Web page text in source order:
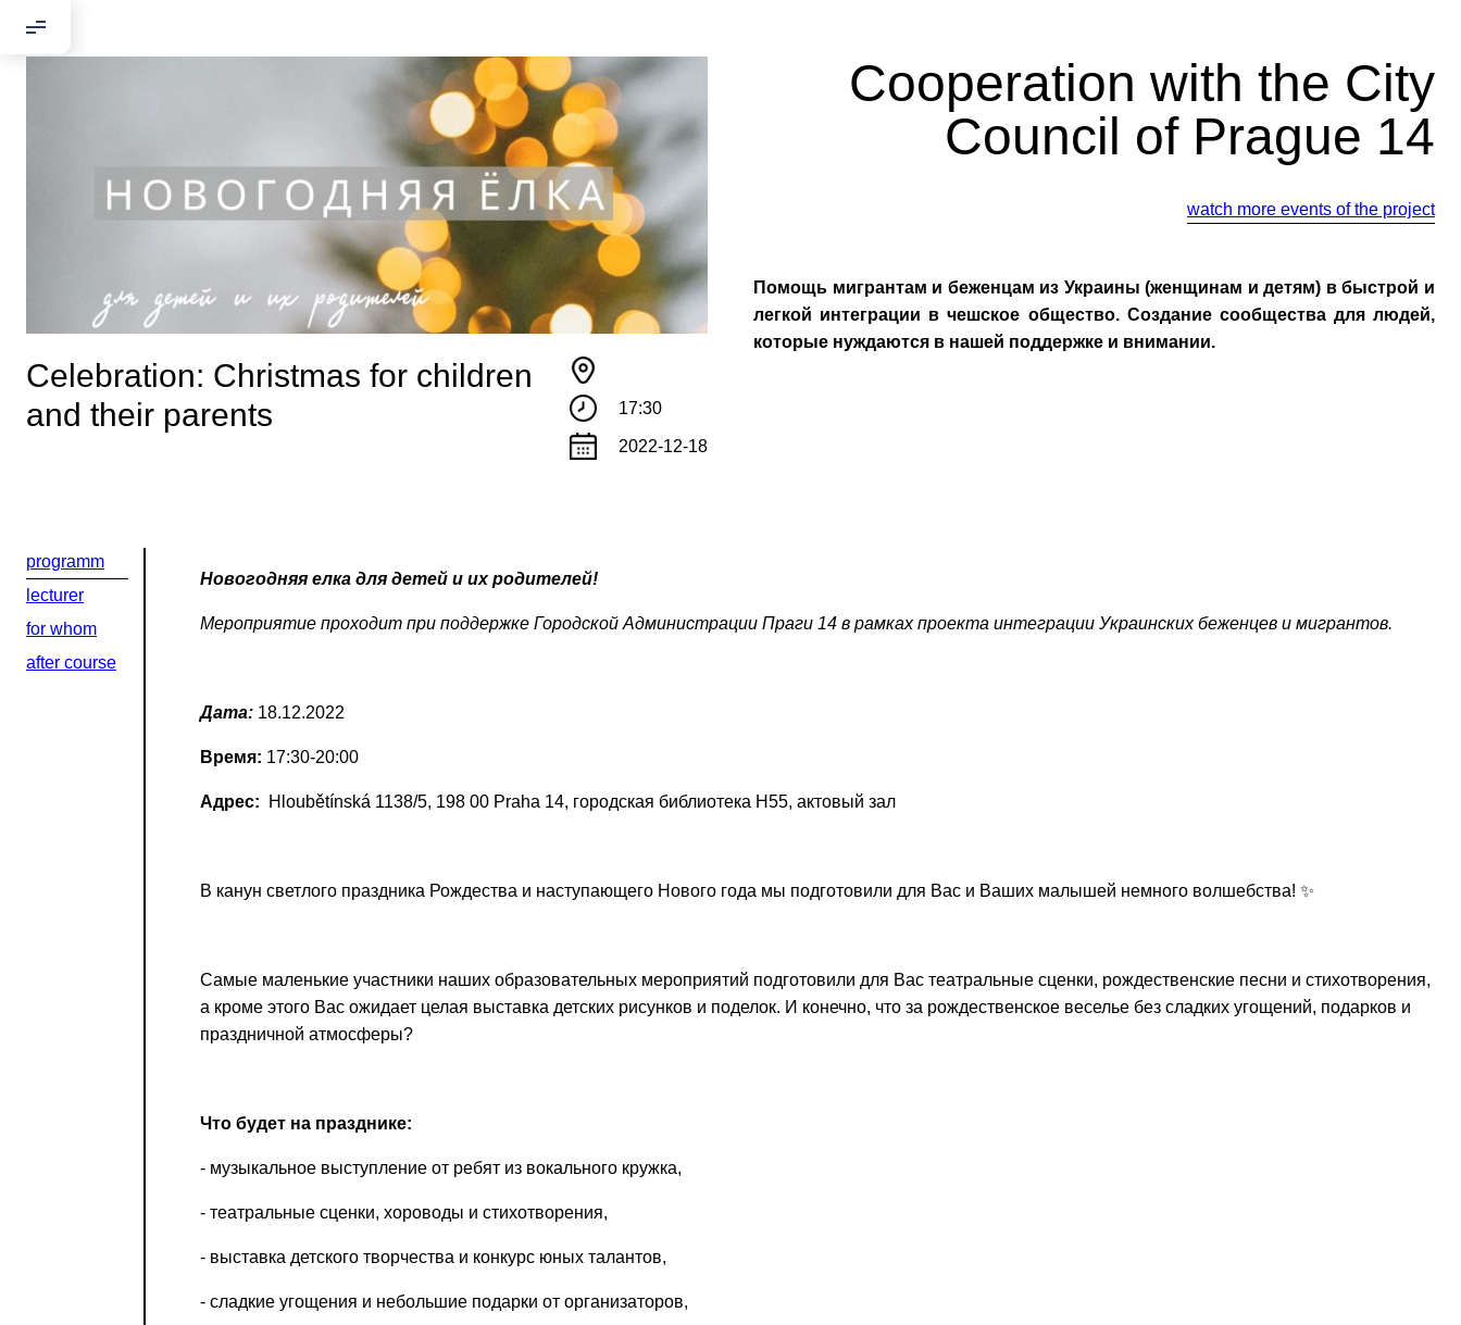
Celebration: Christmas for children
and their parents
17:30
2022-12-18
Cooperation with the City
Council of Prague 14
watch more events of the project
Помощь мигрантам и беженцам из Украины (женщинам и детям) в быстрой и
легкой интеграции в чешское общество. Создание сообщества для людей,
которые нуждаются в нашей поддержке и внимании.
programm
lecturer
for whom
after course
Новогодняя елка для детей и их родителей!
Мероприятие проходит при поддержке Городской Администрации Праги 14 в рамках проекта интеграции Украинских беженцев и мигрантов.
Дата: 18.12.2022
Время: 17:30-20:00
Адрес: Hloubětínská 1138/5, 198 00 Praha 14, городская библиотека H55, актовый зал
В канун светлого праздника Рождества и наступающего Нового года мы подготовили для Вас и Ваших малышей немного волшебства! ✨
Самые маленькие участники наших образовательных мероприятий подготовили для Вас театральные сценки, рождественские песни и стихотворения,
а кроме этого Вас ожидает целая выставка детских рисунков и поделок. И конечно, что за рождественское веселье без сладких угощений, подарков и
праздничной атмосферы?
Что будет на празднике:
- музыкальное выступление от ребят из вокального кружка,
- театральные сценки, хороводы и стихотворения,
- выставка детского творчества и конкурс юных талантов,
- сладкие угощения и небольшие подарки от организаторов,